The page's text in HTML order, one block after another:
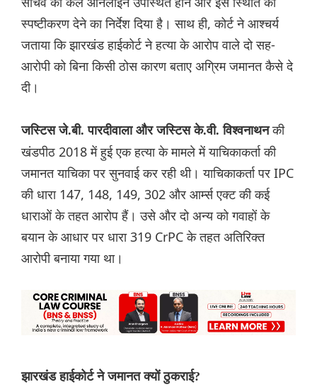
स्पष्टीकरण देने का निर्देश दिया है। साथ ही, कोर्ट ने आश्चर्य
जताया कि झारखंड हाईकोर्ट ने हत्या के आरोप वाले दो सह-
आरोपी को बिना किसी ठोस कारण बताए अग्रिम जमानत कैसे दे
दी।
जस्टिस जे.बी. पारदीवाला और जस्टिस के.वी. विश्वनाथनकी
खंडपीठ 2018 में हुई एक हत्या के मामले में याचिकाकर्ता की
जमानत याचिका पर सुनवाई कर रही थी। याचिकाकर्ता पर IPC
की धारा 147, 148, 149, 302 और आर्म्स एक्ट की कई
धाराओं के तहत आरोप हैं। उसे और दो अन्य को गवाहों के
बयान के आधार पर धारा 319 CrPC के तहत अतिरिक्त
आरोपी बनाया गया था।
झारखंड हाईकोर्ट ने जमानत क्यों ठुकराई?